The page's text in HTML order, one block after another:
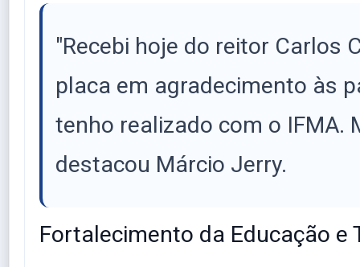
​"Recebi hoje do reitor Carlos
placa em agradecimento às
tenho realizado com o IFMA.
destacou Márcio Jerry.
​Fortalecimento da Educação e